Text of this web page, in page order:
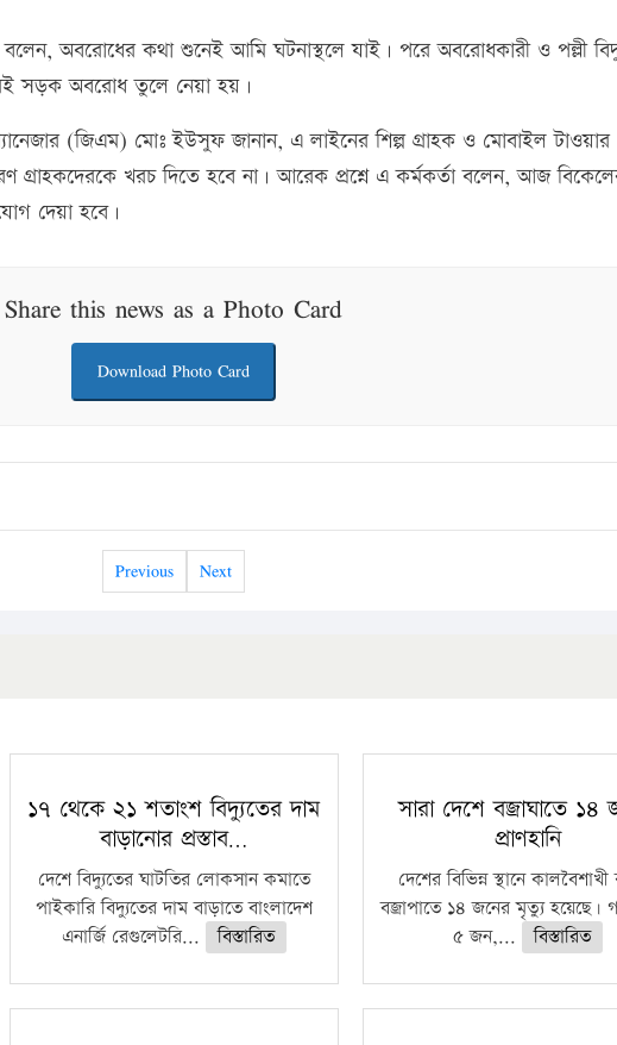
অবরোধের কথা শুনেই আমি ঘটনাস্থলে যাই। পরে অবরোধকারী ও পল্লী
সড়ক অবরোধ তুলে নেয়া হয়।
(জিএম) মোঃ ইউসুফ জানান, এ লাইনের শিল্প গ্রাহক ও মোবাইল টাওয়ার
গ্রাহকদেরকে খরচ দিতে হবে না। আরেক প্রশ্নে এ কর্মকর্তা বলেন, আজ
দেয়া হবে।
Share this news as a Photo Card
Download Photo Card
Previous Next
১৭ থেকে ২১ শতাংশ বিদ্যুতের দাম
বাড়ানোর প্রস্তাব…
দেশে বিদ্যুতের ঘাটতির লোকসান কমাতে
পাইকারি বিদ্যুতের দাম বাড়াতে বাংলাদেশ
এনার্জি রেগুলেটরি...
বিস্তারিত
সারা দেশে বজ্রাঘাতে ১৪
প্রাণহানি
দেশের বিভিন্ন স্থানে
বজ্রাপাতে ১৪ জনের মৃত্যু হয়েছে।
৫ জন,...
বিস্তারিত